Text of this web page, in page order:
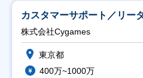
カスタマーサポート／リー
株式会社Cygames
東京都
400万~1000万